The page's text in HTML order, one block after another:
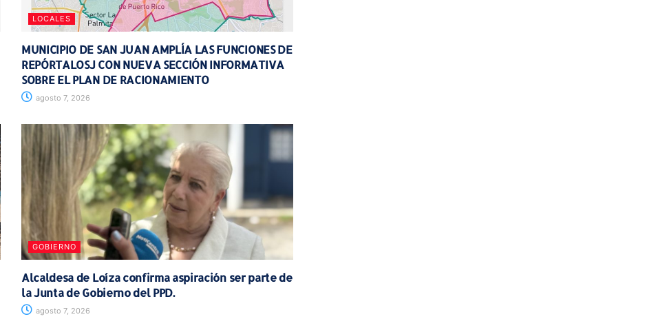
LOCALES
MUNICIPIO DE SAN JUAN AMPLÍA LAS FUNCIONES DE
REPÓRTALOSJ CON NUEVA SECCIÓN INFORMATIVA
SOBRE EL PLAN DE RACIONAMIENTO
agosto 7, 2026
GOBIERNO
Alcaldesa de Loíza confirma aspiración ser parte de
la Junta de Gobierno del PPD.
agosto 7, 2026